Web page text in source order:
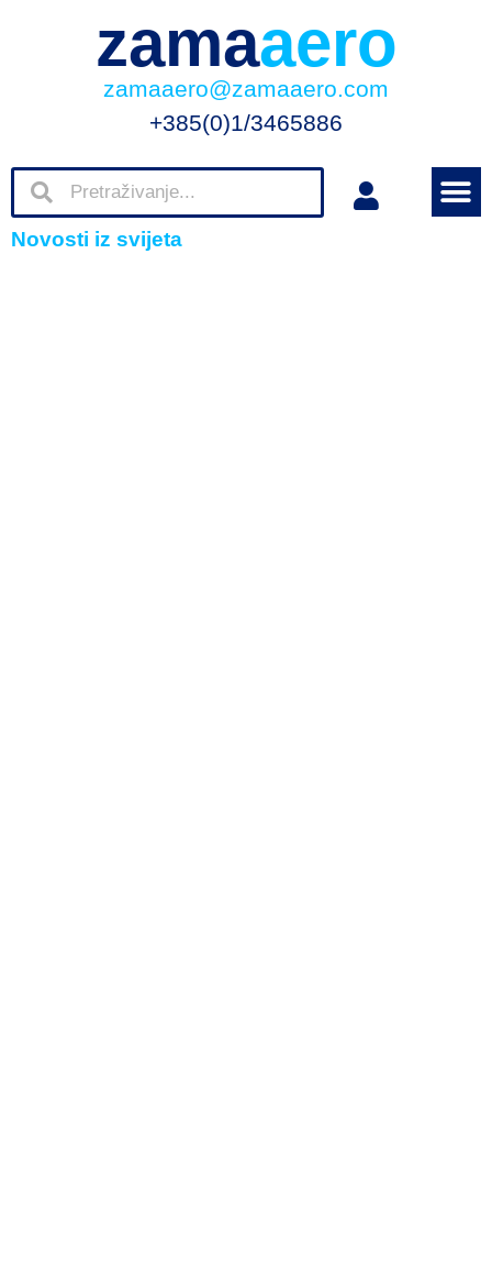
zamaaero
zamaaero@zamaaero.com
+385(0)1/3465886
Novosti iz svijeta